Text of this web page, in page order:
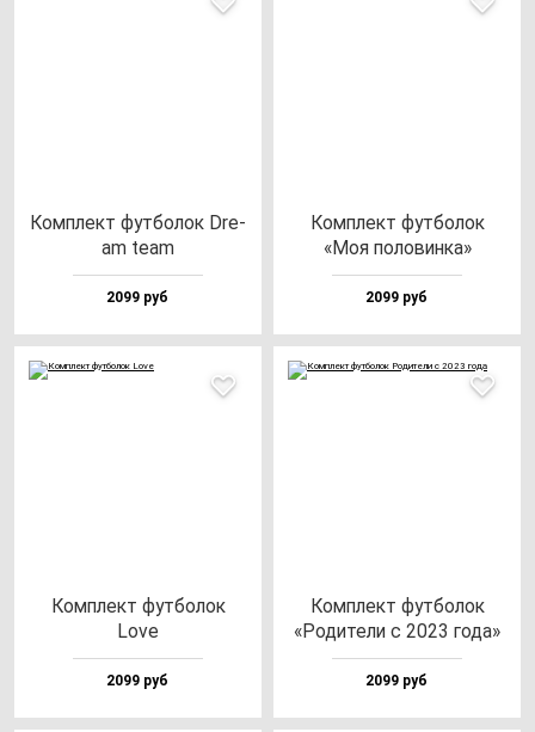
Ком­плект фут­бо­лок Dre­
am te­am
2099 руб
Ком­плект фут­бо­лок
«Моя по­ло­вин­ка»
2099 руб
Ком­плект фут­бо­лок
Love
2099 руб
Ком­плект фут­бо­лок
«Роди­те­ли с 2023 го­да»
2099 руб